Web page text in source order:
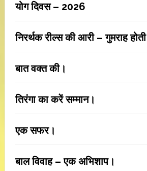
योग दिवस – 2026
निरर्थक रील्स की आरी – गुमराह होती
बात वक्त की।
तिरंगा का करें सम्मान।
एक सफर।
बाल विवाह – एक अभिशाप।